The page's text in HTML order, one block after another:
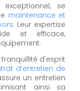
se
maintenance et
. Leur expertise
et efficace,
d'esprit
d’entretien de
un entretien
ainsi sa